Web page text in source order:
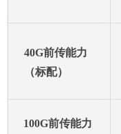
40G前传能力
（标配）
100G前传能力